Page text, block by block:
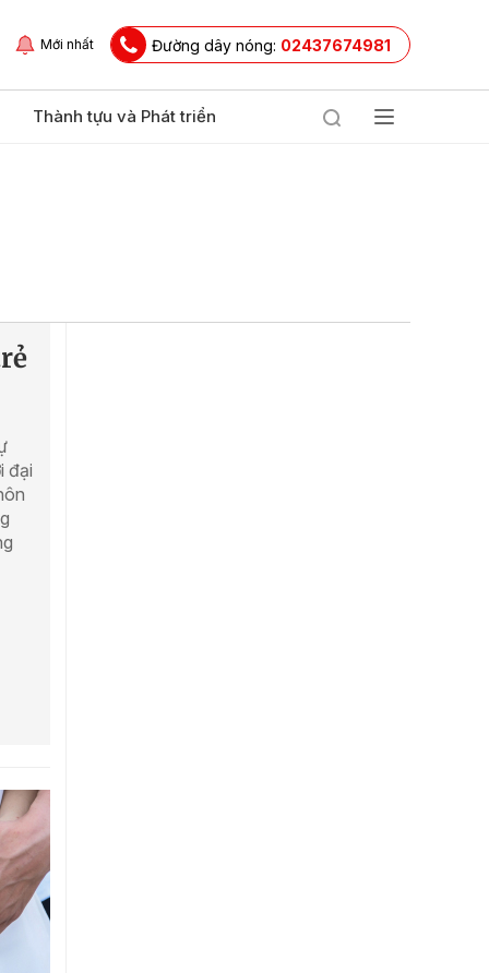
Mới nhất Đường dây nóng: 02437674981
Thành tựu và Phát triển
đại